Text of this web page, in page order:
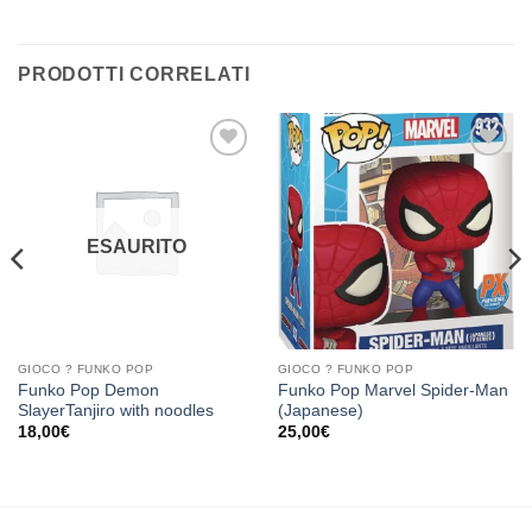
PRODOTTI CORRELATI
ESAURITO
GIOCO ? FUNKO POP
Funko Pop Demon
SlayerTanjiro with noodles
18,00€
Aggiungi
alla lista
dei
desideri
GIOCO ? FUNKO POP
Funko Pop Marvel Spider-Man
(Japanese)
25,00€